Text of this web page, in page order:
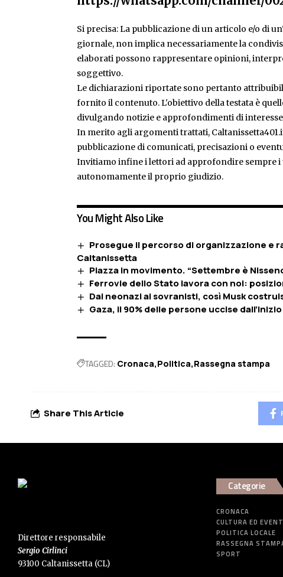
Si precisa: La pubblicazione di un articolo e/o di
giornale, non implica necessariamente la
elaborati possono rappresentare opinioni,
soggettivo.
Le dichiarazioni riportate sono pertanto
fornito il contenuto. L'obiettivo della testata è
divulgando notizie e approfondimenti di
In merito agli argomenti trattati,
pubblicazione di comunicati, precisazioni o
Invitiamo infine i lettori ad approfondire sempre
autonomamente il proprio giudizio.
You Might Also Like
Prosegue il percorso di organizzazione e
Caltanissetta
Piazza in movimento. “Settembre è
Ferrovie dello Stato lavora con noi:
Dai neonazi ai sovranisti, così Musk
Gaza, il 90% delle persone uccise
TAGGED: Cronaca Politica Rassegna stampa
Share This Article
Direttore responsabile
Sergio Cirlinci
93100 Caltanissetta (CL)
Categorie
CRONACA
CULTURA ED
POLITICA LOCALE
RASSEGNA
SPORT